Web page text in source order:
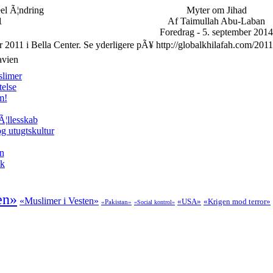
Myter om Jihad
Af Taimullah Abu-Laban
Foredrag - 5. september 2014
Ã¦ndring
i Bella Center. Se yderligere pÃ¥ http://globalkhilafah.com/2011
utugtskultur
«Muslimer i Vesten» «Pakistan» «Social kontrol» «USA» «Krigen mod terror»